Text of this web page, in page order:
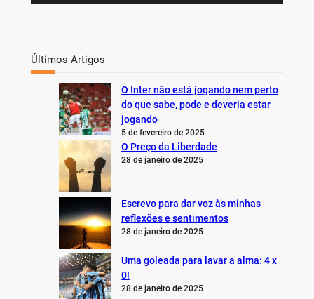
Últimos Artigos
O Inter não está jogando nem perto
do que sabe, pode e deveria estar
jogando
5 de fevereiro de 2025
O Preço da Liberdade
28 de janeiro de 2025
Escrevo para dar voz às minhas
reflexões e sentimentos
28 de janeiro de 2025
Uma goleada para lavar a alma: 4 x
0!
28 de janeiro de 2025